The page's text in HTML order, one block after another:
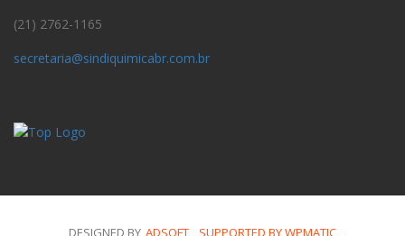
(21) 2762-1165
secretaria@sindiquimicabr.com.br
DESIGNED BY ADSOFT SUPPORTED BY WPMATIC